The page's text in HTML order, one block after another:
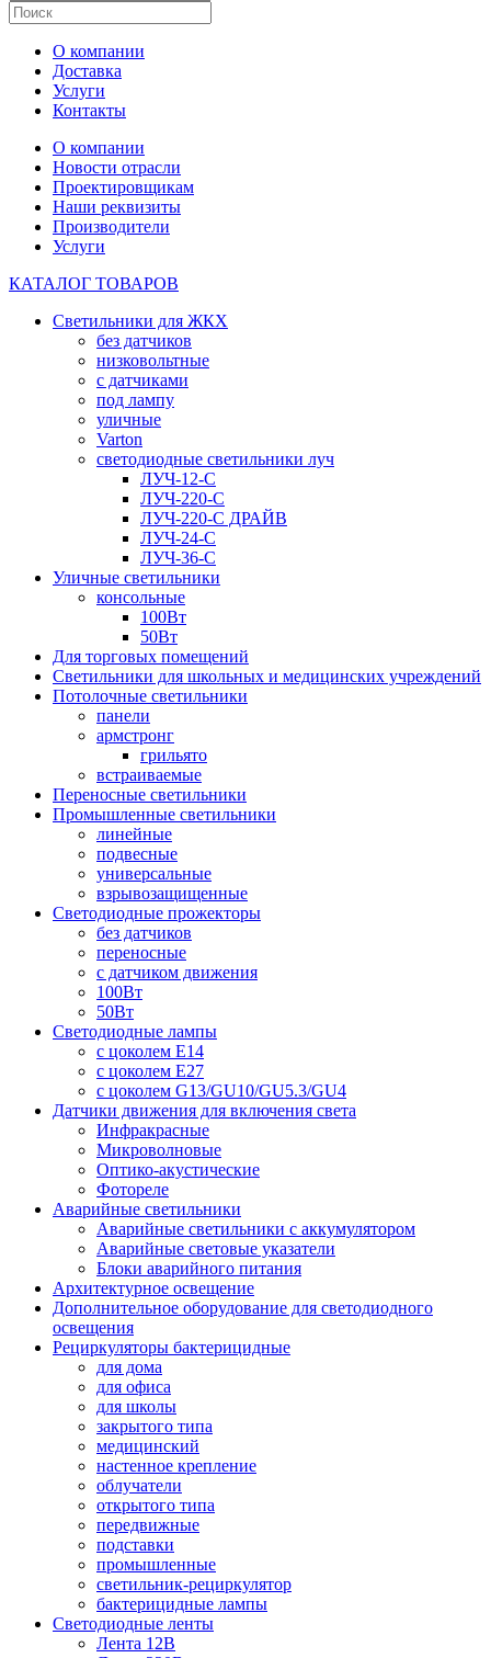
О компании
Доставка
Услуги
Контакты
О компании
Новости отрасли
Проектировщикам
Наши реквизиты
Производители
Услуги
КАТАЛОГ ТОВАРОВ
Светильники для ЖКХ
без датчиков
низковольтные
с датчиками
под лампу
уличные
Varton
светодиодные светильники луч
ЛУЧ-12-С
ЛУЧ-220-С
ЛУЧ-220-С ДРАЙВ
ЛУЧ-24-С
ЛУЧ-36-С
Уличные светильники
консольные
100Вт
50Вт
Для торговых помещений
Светильники для школьных и медицинских учреждений
Потолочные светильники
панели
армстронг
грильято
встраиваемые
Переносные светильники
Промышленные светильники
линейные
подвесные
универсальные
взрывозащищенные
Светодиодные прожекторы
без датчиков
переносные
с датчиком движения
100Вт
50Вт
Светодиодные лампы
с цоколем E14
с цоколем E27
с цоколем G13/GU10/GU5.3/GU4
Датчики движения для включения света
Инфракрасные
Микроволновые
Оптико-акустические
Фотореле
Аварийные светильники
Аварийные светильники с аккумулятором
Аварийные световые указатели
Блоки аварийного питания
Архитектурное освещение
Дополнительное оборудование для светодиодного
освещения
Рециркуляторы бактерицидные
для дома
для офиса
для школы
закрытого типа
медицинский
настенное крепление
облучатели
открытого типа
передвижные
подставки
промышленные
светильник-рециркулятор
бактерицидные лампы
Светодиодные ленты
Лента 12В